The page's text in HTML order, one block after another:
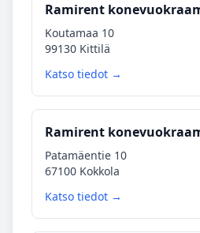
Ramirent
Koutamaa 10
99130 Kittilä
Katso tiedot →
Ramirent
Patamäentie 10
67100 Kokkola
Katso tiedot →